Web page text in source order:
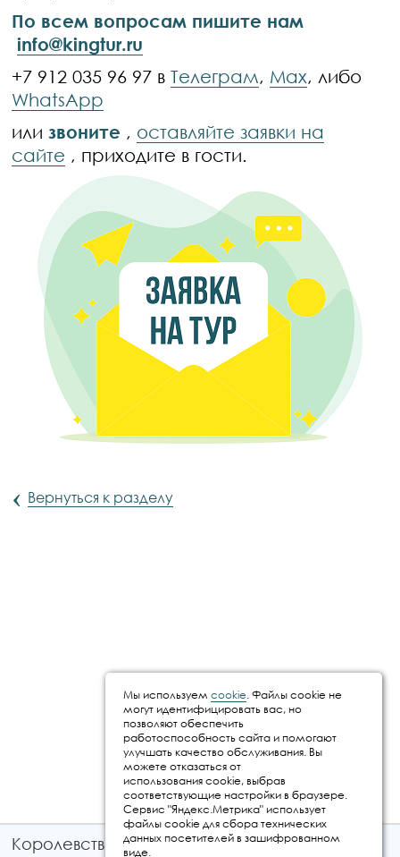
По всем вопросам пишите нам
info@kingtur.ru
+7 912 035 96 97 вТелеграм, Max, либо
WhatsApp
или звоните , оставляйте заявки на
сайте , приходите в гости.
‹ Вернуться к разделу
Королевство путешествий © 2026
Мы используем cookie. Файлы cookie не
могут идентифицировать вас, но
позволяют обеспечить
работоспособность сайта и помогают
улучшать качество обслуживания. Вы
можете отказаться от
использования cookie, выбрав
соответствующие настройки в браузере.
Сервис "Яндекс.Метрика" использует
файлы cookie для сбора технических
данных посетителей в зашифрованном
виде.